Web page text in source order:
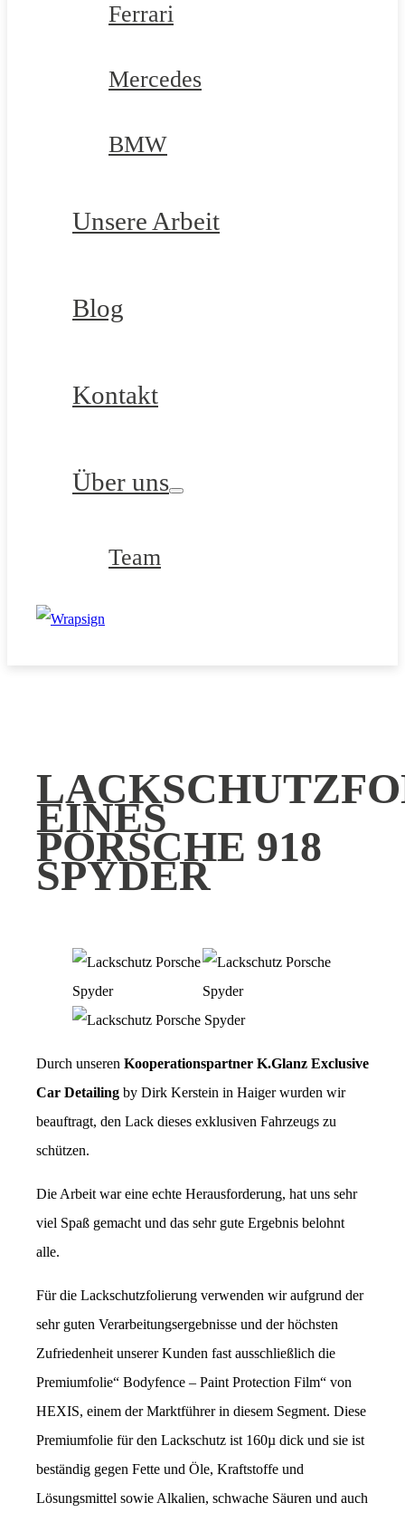
Ferrari
Mercedes
BMW
Unsere Arbeit
Blog
Kontakt
Über uns
Team
EINES
PORSCHE 918
SPYDER
Durch unseren Kooperationspartner K.Glanz Exclusive
Car Detailing by Dirk Kerstein in Haiger wurden wir
beauftragt, den Lack dieses exklusiven Fahrzeugs zu
schützen.
Die Arbeit war eine echte Herausforderung, hat uns sehr
viel Spaß gemacht und das sehr gute Ergebnis belohnt
alle.
Für die Lackschutzfolierung verwenden wir aufgrund der
sehr guten Verarbeitungsergebnisse und der höchsten
Zufriedenheit unserer Kunden fast ausschließlich die
Premiumfolie“ Bodyfence – Paint Protection Film“ von
HEXIS, einem der Marktführer in diesem Segment. Diese
Premiumfolie für den Lackschutz ist 160µ dick und sie ist
beständig gegen Fette und Öle, Kraftstoffe und
Lösungsmittel sowie Alkalien, schwache Säuren und auch